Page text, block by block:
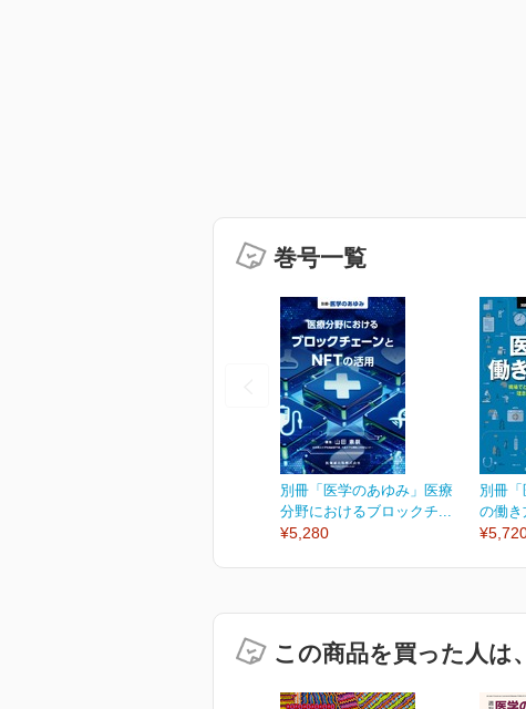
巻号一覧
別冊「医学のあゆみ」医療
分野におけるブロックチ...
¥5,280
別冊
の働
この商品を買った人は